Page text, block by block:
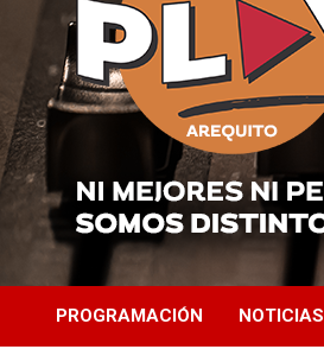
PROGRAMACIÓN NOTICIAS